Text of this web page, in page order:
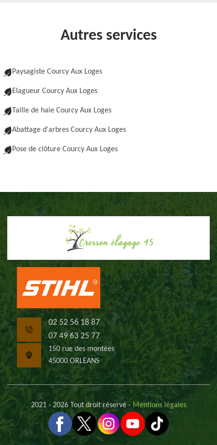
Autres services
Paysagiste Courcy Aux Loges
Elagueur Courcy Aux Loges
Taille de haie Courcy Aux Loges
Abattage d'arbres Courcy Aux Loges
Pose de clôture Courcy Aux Loges
02 52 56 18 87
07 49 63 25 77
150 rue des montées
45000 ORLEANS
2021 - 2026 Tout droit réservé - Mentions légales